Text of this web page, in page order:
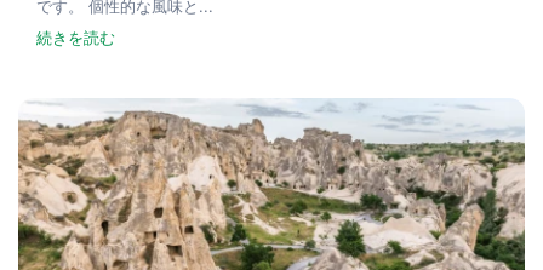
です。 個性的な風味と...
続きを読む